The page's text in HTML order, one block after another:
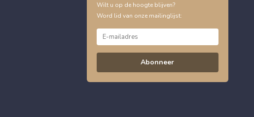
Wilt u op de hoogte blijven?
Word lid van onze mailinglijst:
Abonneer